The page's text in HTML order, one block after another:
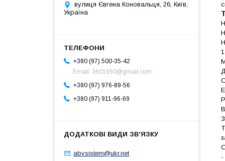
-
вулиця Євгена Коновальця, 26, Київ,
Україна
+380 (97) 500-35-42
Email: 3601660@gmail.com
+380 (97) 976-89-56
+380 (97) 911-96-69
abvsistem@ukr.net